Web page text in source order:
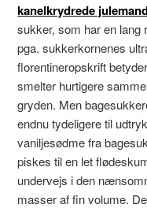
kanelkrydrede
sukker, som har en
pga. sukkerkornenes
florentineropskrift
smelter hurtigere
gryden. Men
endnu tydeligere til
vaniljesødme fra
piskes til en let
undervejs i den
masser af fin volume.